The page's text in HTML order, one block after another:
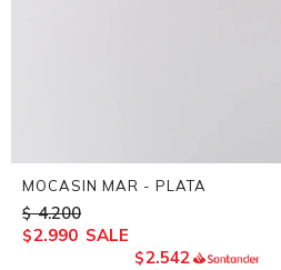
MOCASIN MAR - PLATA
$ 4.200
$2.990
$2.542